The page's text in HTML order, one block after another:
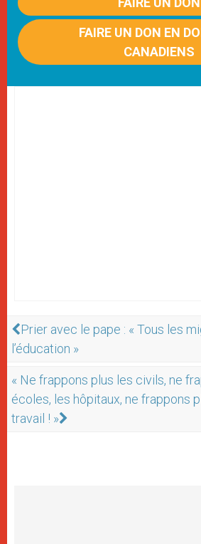
FAIRE UN DON EN
CANADIENS
Prier avec le pape : « Tous les
l’éducation »
« Ne frappons plus les civils, ne
écoles, les hôpitaux, ne frappons
travail ! »